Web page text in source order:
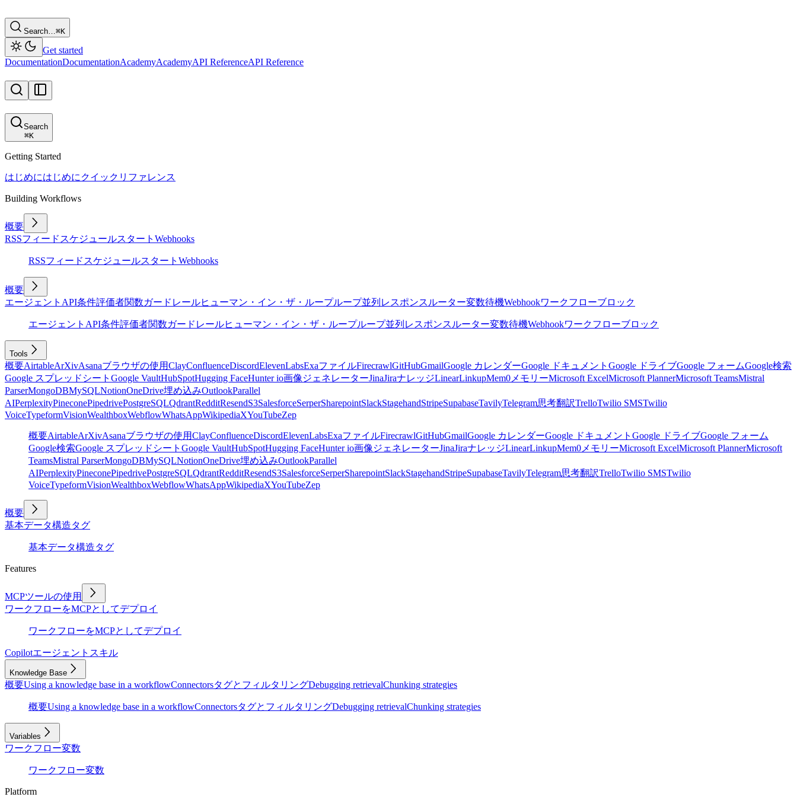
Search…⌘K
Get started
DocumentationDocumentationAcademyAcademyAPI ReferenceAPI Reference
Search
⌘K
Getting Started
はじめにはじめに クイックリファレンス
Building Workflows
概要
RSSフィード スケジュールスタート Webhooks
RSSフィード スケジュールスタート Webhooks
概要
エージェント API条件評価者関数ガードレールヒューマン・イン・ザ・ループループ並列 レスポンス ルーター変数待機Webhookワークフローブロック
エージェント API条件評価者関数ガードレールヒューマン・イン・ザ・ループループ並列 レスポンス ルーター変数待機Webhookワークフローブロック
Tools
概要AirtableArXivAsanaブラウザの使用ClayConfluenceDiscordElevenLabsExaファイルFirecrawlGitHubGmailGoogle カレンダーGoogle ドキュメント Google ドライブGoogle フォームGoogle検索
Google スプレッドシート Google VaultHubSpotHugging FaceHunter io画像ジェネレーターJinaJiraナレッジLinearLinkupMem0 メモリーMicrosoft ExcelMicrosoft PlannerMicrosoft TeamsMistral
ParserMongoDBMySQLNotionOneDrive埋め込みOutlookParallel
AIPerplexityPineconePipedrivePostgreSQLQdrantRedditResendS3SalesforceSerperSharepointSlackStagehandStripeSupabaseTavilyTelegram思考翻訳TrelloTwilio SMSTwilio
VoiceTypeformVisionWealthboxWebflowWhatsAppWikipediaXYouTubeZep
概要AirtableArXivAsanaブラウザの使用ClayConfluenceDiscordElevenLabsExaファイルFirecrawlGitHubGmailGoogle カレンダーGoogle ドキュメント Google ドライブGoogle フォーム
Google検索Google スプレッドシート Google VaultHubSpotHugging FaceHunter io画像ジェネレーターJinaJiraナレッジLinearLinkupMem0 メモリーMicrosoft ExcelMicrosoft PlannerMicrosoft
TeamsMistral ParserMongoDBMySQLNotionOneDrive埋め込みOutlookParallel
AIPerplexityPineconePipedrivePostgreSQLQdrantRedditResendS3SalesforceSerperSharepointSlackStagehandStripeSupabaseTavilyTelegram思考翻訳TrelloTwilio SMSTwilio
VoiceTypeformVisionWealthboxWebflowWhatsAppWikipediaXYouTubeZep
概要
基本データ構造タグ
基本データ構造タグ
Features
MCPツールの使用
ワークフローをMCPとしてデプロイ
ワークフローをMCPとしてデプロイ
Copilotエージェントスキル
Knowledge Base
概要Using a knowledge base in a workflowConnectorsタグとフィルタリングDebugging retrievalChunking strategies
概要Using a knowledge base in a workflowConnectorsタグとフィルタリングDebugging retrievalChunking strategies
Variables
ワークフロー変数
ワークフロー変数
Platform